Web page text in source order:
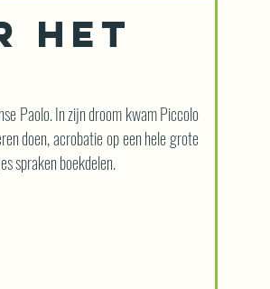
HET
Paolo. In zijn droom kwam Piccolo
doen, acrobatie op een hele grote
spraken boekdelen.